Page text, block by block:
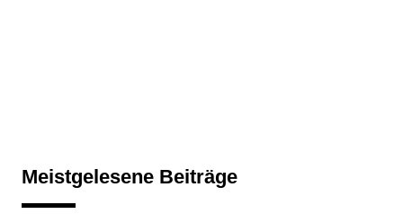
Meistgelesene Beiträge